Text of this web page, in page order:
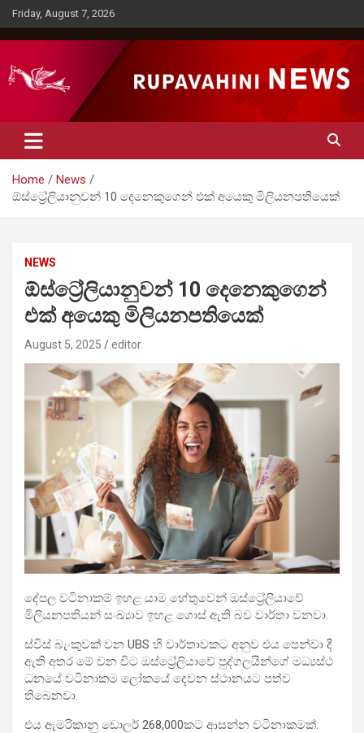
Skip
to
content
Friday, August 7, 2026
Rupavahini News
Home
News
ඕස්ට්‍රේලියානුවන් 10 දෙනෙකුගෙන් එක් අයෙකු මිලියනපතියෙක්
NEWS
ඕස්ට්‍රේලියානුවන් 10 දෙනෙකුගෙන්
එක් අයෙකු මිලියනපතියෙක්
August 5, 2025 editor
දේපල වටිනාකම් ඉහළ යාම හේතුවෙන් ඔස්ට්‍රේලියාවේ
මිලියනපතියන් සංඛ්‍යාව ඉහළ ගොස් ඇති බව වාර්තා වනවා.
ස්විස් බැංකුවක් වන UBS හි වාර්තාවකට අනුව එය පෙන්වා දී
ඇති අතර මේ වන විට ඔස්ට්‍රේලියාවේ පුද්ගලයින්ගේ මධ්‍යස්ථ
ධනයේ වටිනාකම ලෝකයේ දෙවන ස්ථානයට පත්ව
තිබෙනවා.
එය ඇමරිකානු ඩොලර් 268,000කට ආසන්න වටිනාකමක්.